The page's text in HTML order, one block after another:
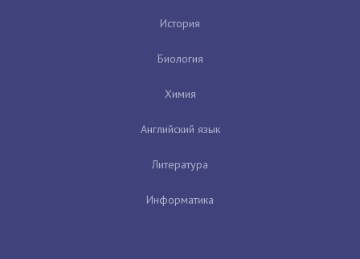
История
Биология
Химия
Английский язык
Литература
Информатика